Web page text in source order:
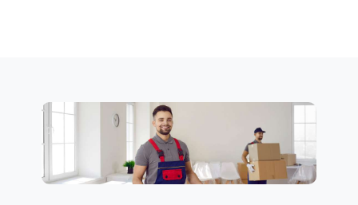
Expressumzug
Leonding